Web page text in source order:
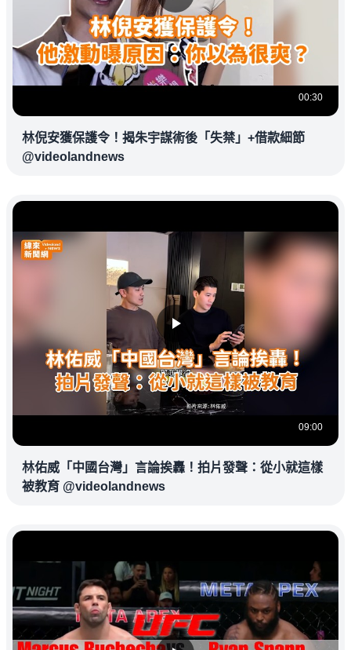
00:30
林倪安獲保護令！揭朱宇謀術後「失禁」+借款細節
@videolandnews
09:00
林佑威「中國台灣」言論挨轟！拍片發聲：從小就這樣
被教育 @videolandnews